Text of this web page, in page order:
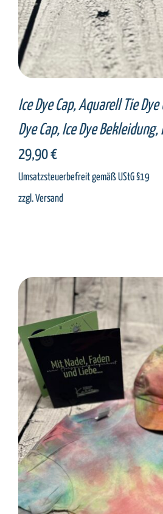
Ice Dye Cap, Aquarell Tie
Dye Cap, Ice Dye
29,90€
Umsatzsteuerbefreit gemäß UStG §19
zzgl.Versand
SELECT OPTIONS